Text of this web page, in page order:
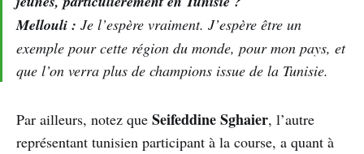
Mellouli : Je l’espère vraiment. J’espère être un
exemple pour cette région du monde, pour mon pays, et
que l’on verra plus de champions issue de la Tunisie.
Par ailleurs, notez que Seifeddine Sghaier, l’autre
représentant tunisien participant à la course, a quant à